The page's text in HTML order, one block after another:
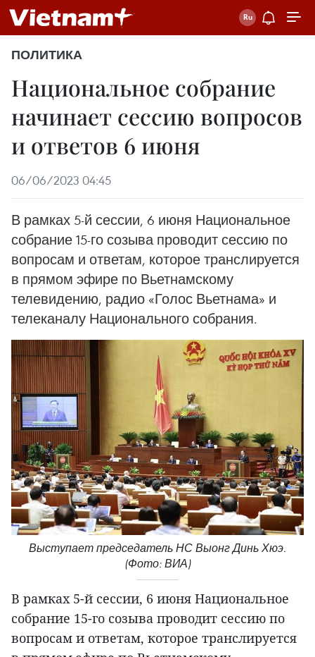
ПОЛИТИКА
Национальное собрание
начинает сессию вопросов
и ответов 6 июня
06/06/2023 04:45
В рамках 5-й сессии, 6 июня Национальное
собрание 15-го созыва проводит сессию по
вопросам и ответам, которое транслируется
в прямом эфире по Вьетнамскому
телевидению, радио «Голос Вьетнама» и
телеканалу Национального собрания.
Выступает председатель НС Выонг Динь Хюэ.
(Фото: ВИА)
В рамках 5-й сессии, 6 июня Национальное
собрание 15-го созыва проводит сессию по
вопросам и ответам, которое транслируется